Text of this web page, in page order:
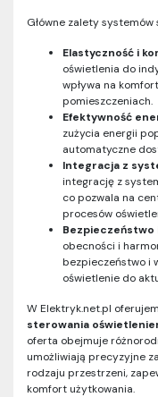
Główne zalety
Elastyczność i
oświetlenia do
wpływa na
pomieszczeniach.
Efektywność
zużycia energii
automatyczne
Integracja z
integrację z
co pozwala na
procesów
Bezpieczeństwo
obecności i
bezpieczeństwo i
oświetlenie do
W Elektryk.net.pl
sterowania
oferta obejmuje
umożliwiają precyzyjne
rodzaju przestrzeni,
komfort użytkowania.